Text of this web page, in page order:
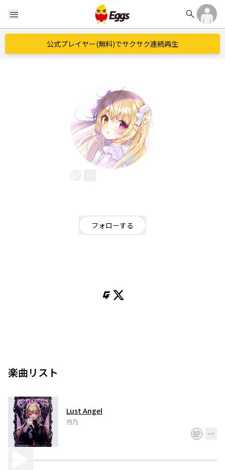
menu search
公式プレイヤー(無料)でサクサク連続再生
フォローする
┊HP▶︎ https://lunaticmelody.wixsite.com/lunamelo
楽曲リスト
Lust Angel
月乃